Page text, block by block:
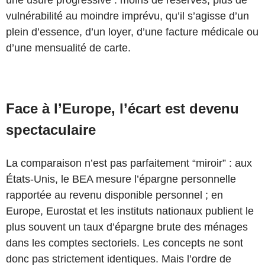
vulnérabilité au moindre imprévu, qu’il s’agisse d’un
plein d’essence, d’un loyer, d’une facture médicale ou
d’une mensualité de carte.
Face à l’Europe, l’écart est devenu
spectaculaire
La comparaison n’est pas parfaitement “miroir” : aux
États-Unis, le BEA mesure l’épargne personnelle
rapportée au revenu disponible personnel ; en
Europe, Eurostat et les instituts nationaux publient le
plus souvent un taux d’épargne brute des ménages
dans les comptes sectoriels. Les concepts ne sont
donc pas strictement identiques. Mais l’ordre de